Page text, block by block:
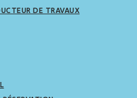
DE TRAVAUX